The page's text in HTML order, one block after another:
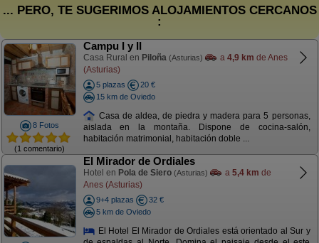
... PERO, TE SUGERIMOS ALOJAMIENTOS CERCANOS
:
8 Fotos
(1 comentario)
Campu I y II
Casa Rural en Piloña (Asturias) a 4,9 km de Anes
(Asturias)
5 plazas
20 €
15 km de Oviedo
Casa de aldea, de piedra y madera para 5 personas,
aislada en la montaña. Dispone de cocina-salón,
habitación matrimonial, habitación doble ...
El Mirador de Ordiales
Hotel en Pola de Siero (Asturias) a 5,4 km de
Anes (Asturias)
9+4 plazas
32 €
5 km de Oviedo
El Hotel El Mirador de Ordiales está orientado al Sur y